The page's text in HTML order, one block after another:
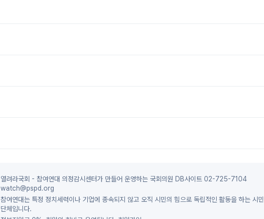
열려라국회 - 참여연대 의정감시센터가 만들어 운영하는 국회의원 DB사이트 02-725-7104
watch@pspd.org
참여연대는 특정 정치세력이나 기업에 종속되지 않고 오직 시민의 힘으로 독립적인 활동을 하는 시민
단체입니다.